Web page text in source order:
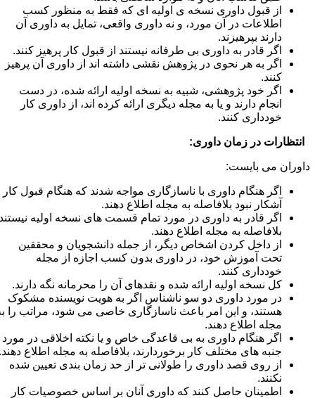
از قبول داوری نسخه ی اولیه ای که فقط به منظور کسب
اطلاعات در آن مورد، و نه داوری واقعی، تمایل به داوری آن
دارند بپرهیزند.
اگر قادر به داوری بی طرفانه نیستند از قبول کار پرهیز کنند.
اگر به هر نحوی در پژوهش نقشی داشته اند از داوری آن پرهیز
کنند.
اگر خود پژوهشی، شبیه به نسخه اولیه ارائه شده، در دست
انجام دارند و یا به مجله دیگری ارائه کرده اند، از داوری کار
خودداری کنند.
انتظارات در زمان داوری:
می بایست:
اگر هنگام داوری با ناسازگاری مواجه شدند که هنگام قبول کار
آشکار نبود بلافاصله به مجله اطلاع دهند.
اگر قادر به داوری در مورد تمام قسمت های نسخه اولیه نیستند
بلافاصله به مجله اطلاع دهند.
از داخل کردن اشخاص دیگر، از جمله دانشجویان و محققین
تحت آموزش خود، در داوری بدون کسب اجازه از مجله
خودداری کنند.
کل نسخه اولیه ارائه شده و نقدهای آن را محرمانه نگه دارند.
در مورد داوری دو سو ناشناس اگر به هویت نویسنده مشکوک
هستند، و این امر باعث ناسازگاری خاصی می شود، مراتب را به
مجله اطلاع دهند.
اگر هنگام داوری به بی قاعدگی خاص و یا نکته اخلاقی در مورد
جنبه های مختلف کار برخوردارند، بلافاصله به مجله اطلاع دهند.
از روی قصد داوری را طولانی تر از حد زمان بندی تعیین شده
نکنند.
اطمینان حاصل کنند که داوری آنان بر اساس خصوصیات کار